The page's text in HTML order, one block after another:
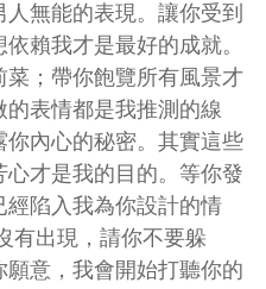
無能的表現。讓你受到
賴我才是最好的成就。
；帶你飽覽所有風景才
表情都是我推測的線
內心的秘密。其實這些
才是我的目的。等你發
陷入我為你設計的情
有出現，請你不要躲
意，我會開始打聽你的